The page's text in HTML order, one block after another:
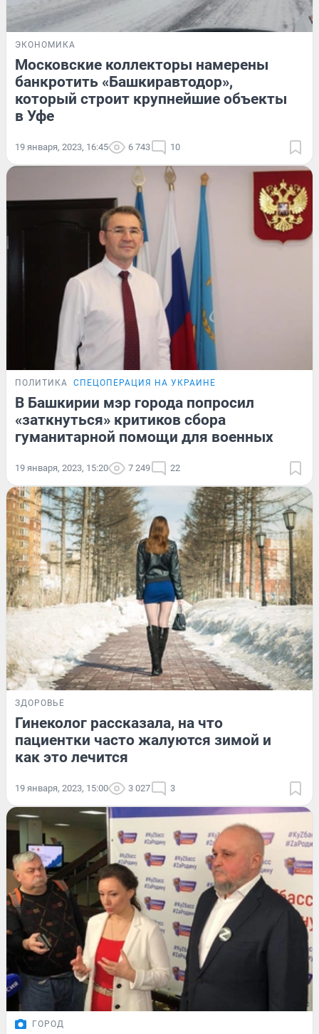
ЭКОНОМИКА
Московские коллекторы намерены
банкротить «Башкиравтодор»,
который строит крупнейшие объекты
в Уфе
19 января, 2023, 16:45 6 743 10
ПОЛИТИКА СПЕЦОПЕРАЦИЯ НА УКРАИНЕ
В Башкирии мэр города попросил
«заткнуться» критиков сбора
гуманитарной помощи для военных
19 января, 2023, 15:20 7 249 22
ЗДОРОВЬЕ
Гинеколог рассказала, на что
пациентки часто жалуются зимой и
как это лечится
19 января, 2023, 15:00 3 027 3
ГОРОД